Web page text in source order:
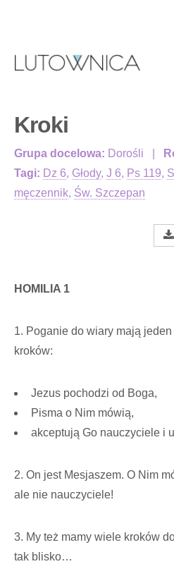
Kroki
Grupa docelowa: Dorośli
Tagi: Dz 6, Głody, J 6, Ps 119,
męczennik, Św. Szczepan
HOMILIA 1
1. Poganie do wiary mają
kroków:
Jezus pochodzi od Boga,
Pisma o Nim mówią,
akceptują Go nauczyciele i
2. On jest Mesjaszem. O Nim
ale nie nauczyciele!
3. My też mamy wiele kroków
tak blisko…